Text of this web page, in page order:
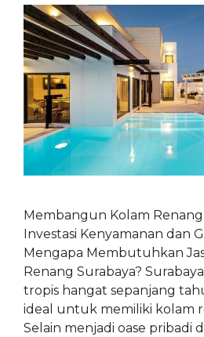
Membangun Kolam
Investasi Kenyamanan dan
Mengapa Membutuhkan
Renang Surabaya?
tropis hangat sepanjang
ideal untuk memiliki kolam
Selain menjadi oase pribadi